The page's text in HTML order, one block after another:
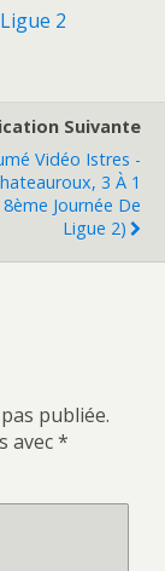
2
Suivante
Vidéo Istres -
3 À 1
Journée De
Ligue 2)
publiée.
avec*